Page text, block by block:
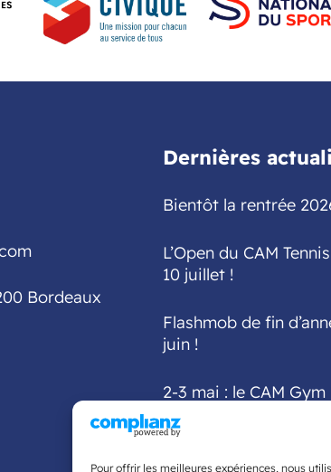
Pour offrir les meilleures expériences, nous
Bordeaux
Dernières
Bientôt la rentrée
L’Open du CAM
10 juillet !
Flashmob de fin
juin !
2-3 mai : le CAM
la finale
Fédéral Régional